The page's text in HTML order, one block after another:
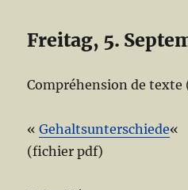
Freitag, 5.
Compréhension de texte
«Gehaltsunterschiede«
(fichier pdf)